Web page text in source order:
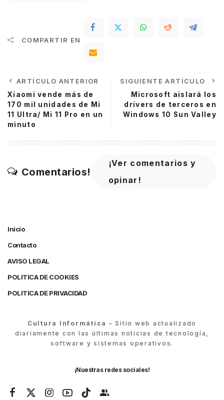
COMPARTIR EN
ARTÍCULO ANTERIOR
Xiaomi vende más de
170 mil unidades de Mi
11 Ultra/ Mi 11 Pro en un
minuto
SIGUIENTE ARTÍCULO
Microsoft aislará los
drivers de terceros en
Windows 10 Sun Valley
Comentarios!
¡Ver comentarios y
opinar!
Inicio
Contacto
AVISO LEGAL
POLITICA DE COOKIES
POLITICA DE PRIVACIDAD
Cultura Informática – Sitio web actualizado
diariamente con las últimas noticias de tecnología,
software y sistemas operativos.
¡Nuestras redes sociales!